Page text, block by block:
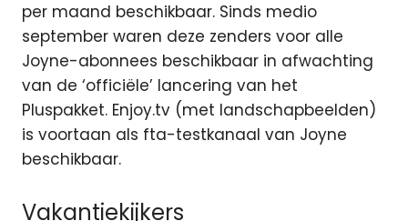
per maand beschikbaar. Sinds medio
september waren deze zenders voor alle
Joyne-abonnees beschikbaar in afwachting
van de ‘officiële’ lancering van het
Pluspakket. Enjoy.tv (met landschapbeelden)
is voortaan als fta-testkanaal van Joyne
beschikbaar.
Vakantiekijkers